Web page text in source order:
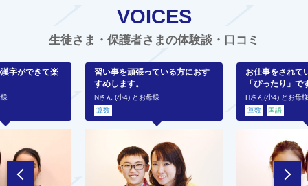
VOICES
生徒さま・保護者さまの体験談・口コミ
字ができて楽
習い事を頑張っている方におす
すめします。
Nさん (小4) とお母様
算数
お仕事をされて
「ぴったり」で
Hさん(小4) とお母
算数
国語